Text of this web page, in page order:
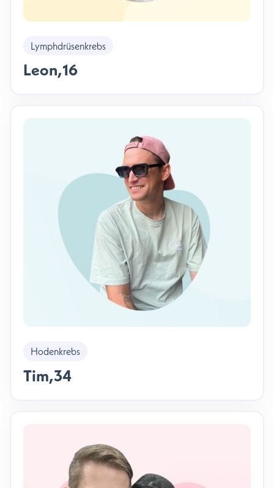
Lymphdrüsenkrebs
Leon,16
Hodenkrebs
Tim,34